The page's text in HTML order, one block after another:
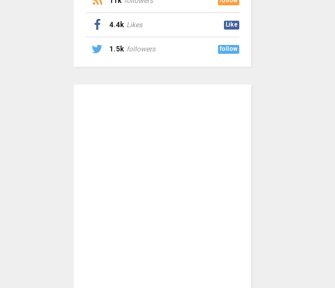
4.4k Likes Like
1.5k followers follow